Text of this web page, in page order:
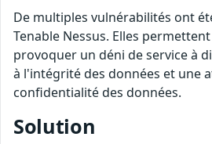
De multiples vulnérabilités ont
Tenable Nessus. Elles
provoquer un déni de service à
à l'intégrité des données et une
confidentialité des données.
Solution